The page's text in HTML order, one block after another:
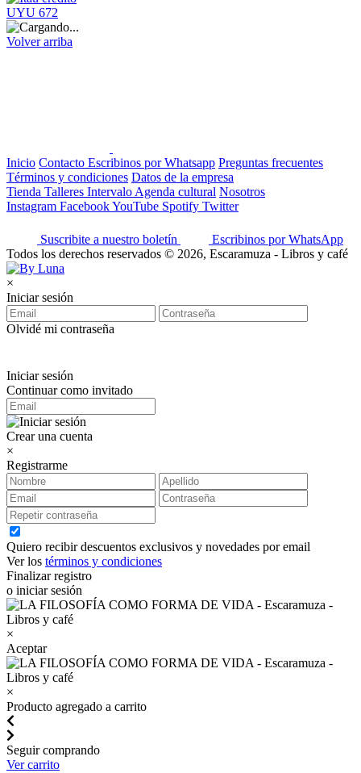
UYU 672
Volver arriba
Inicio Contacto Escribinos por Whatsapp Preguntas frecuentes
Términos y condiciones Datos de la empresa
Tienda Talleres Intervalo Agenda cultural Nosotros
Instagram FacebookYouTube Spotify Twitter
Suscribite a nuestro boletín
Escribinos por WhatsApp
Todos los derechos reservados © 2026, Escaramuza - Libros y café
×
Iniciar sesión
Olvidé mi contraseña
Iniciar sesión
Continuar como invitado
Crear una cuenta
×
Registrarme
Quiero recibir descuentos exclusivos y novedades por email
Ver los términos y condiciones
Finalizar registro
o iniciar sesión
×
Aceptar
×
Producto agregado a carrito
Seguir comprando
Ver carrito